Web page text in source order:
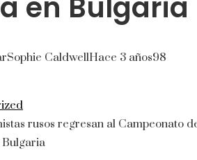
Sophie CaldwellHace 3 años98
rusos regresan al Campeonato